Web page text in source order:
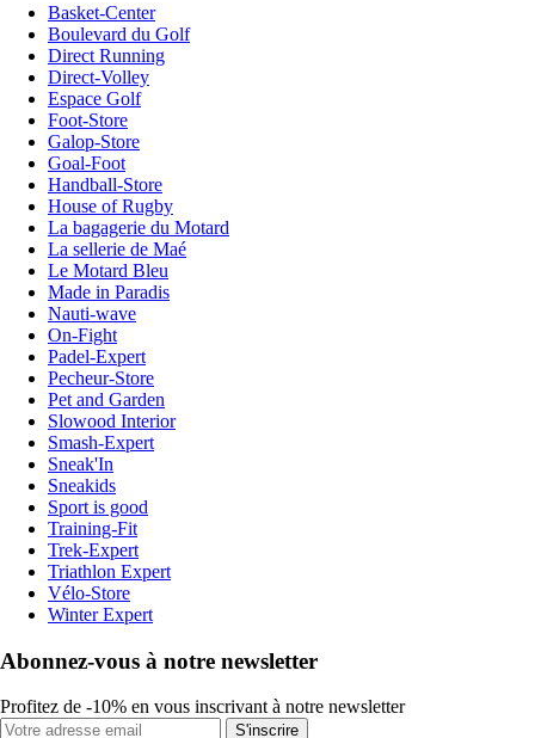
Basket-Center
Boulevard du Golf
Direct Running
Direct-Volley
Espace Golf
Foot-Store
Galop-Store
Goal-Foot
Handball-Store
House of Rugby
La bagagerie du Motard
La sellerie de Maé
Le Motard Bleu
Made in Paradis
Nauti-wave
On-Fight
Padel-Expert
Pecheur-Store
Pet and Garden
Slowood Interior
Smash-Expert
Sneak'In
Sneakids
Sport is good
Training-Fit
Trek-Expert
Triathlon Expert
Vélo-Store
Winter Expert
Abonnez-vous à notre newsletter
Profitez de -10% en vous inscrivant à notre newsletter
S'inscrire